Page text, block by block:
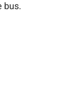
bus.